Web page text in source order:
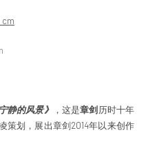
静的风景》 ，这是章剑 历时十年
策划，展出章剑2014年以来创作